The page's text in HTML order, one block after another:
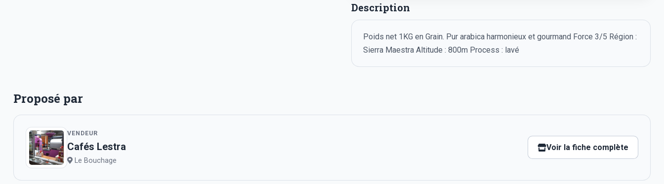
Description
Poids net 1KG en Grain. Pur arabica harmonieux et gourmand Force 3/5 Région :
Sierra Maestra Altitude : 800m Process : lavé
Proposé par
VENDEUR
Cafés Lestra
Le Bouchage
Voir la fiche complète